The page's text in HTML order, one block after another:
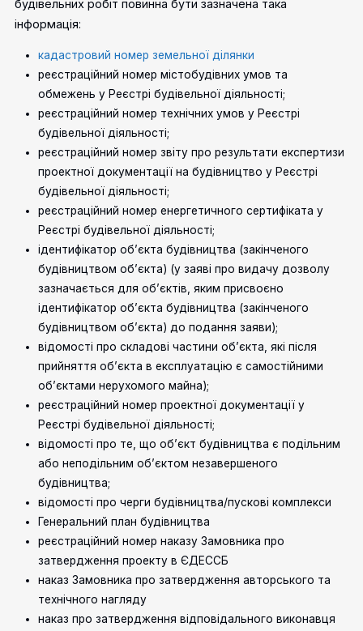
будівельних робіт повинна бути зазначена така
інформація:
кадастровий номер земельної ділянки
реєстраційний номер містобудівних умов та
обмежень у Реєстрі будівельної діяльності;
реєстраційний номер технічних умов у Реєстрі
будівельної діяльності;
реєстраційний номер звіту про результати експертизи
проектної документації на будівництво у Реєстрі
будівельної діяльності;
реєстраційний номер енергетичного сертифіката у
Реєстрі будівельної діяльності;
ідентифікатор об’єкта будівництва (закінченого
будівництвом об’єкта) (у заяві про видачу дозволу
зазначається для об’єктів, яким присвоєно
ідентифікатор об’єкта будівництва (закінченого
будівництвом об’єкта) до подання заяви);
відомості про складові частини об’єкта, які після
прийняття об’єкта в експлуатацію є самостійними
об’єктами нерухомого майна);
реєстраційний номер проектної документації у
Реєстрі будівельної діяльності;
відомості про те, що об’єкт будівництва є подільним
або неподільним об’єктом незавершеного
будівництва;
відомості про черги будівництва/пускові комплекси
Генеральний план будівництва
реєстраційний номер наказу Замовника про
затвердження проекту в ЄДЕССБ
наказ Замовника про затвердження авторського та
технічного нагляду
наказ про затвердження відповідального виконавця